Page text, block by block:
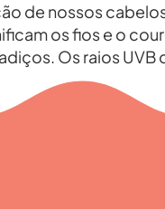
de nossos
os fios e o
Os raios UVB